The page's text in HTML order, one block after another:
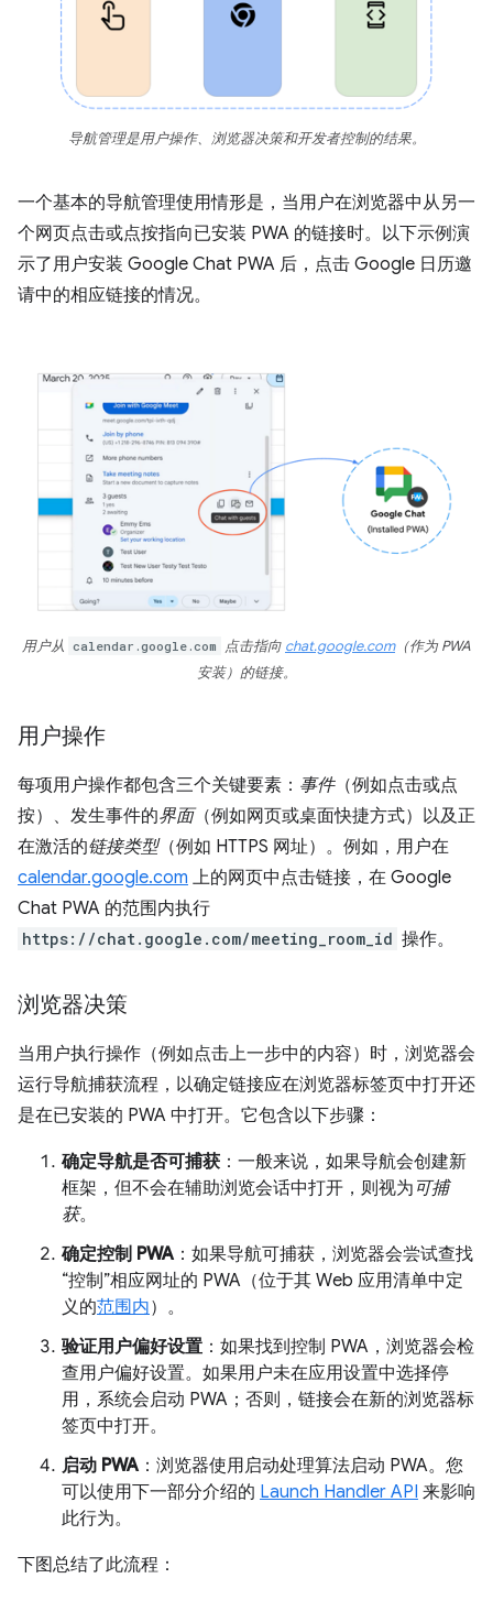
导航管理是用户操作、浏览器决策和开发者控制的结果。
一个基本的导航管理使用情形是，当用户在浏览器中从另一
个网页点击或点按指向已安装 PWA 的链接时。以下示例演
示了用户安装 Google Chat PWA 后，点击 Google 日历邀
请中的相应链接的情况。
用户从 calendar.google.com 点击指向 chat.google.com（作为 PWA
安装）的链接。
用户操作
每项用户操作都包含三个关键要素： 事件（例如点击或点
按）、发生事件的界面（例如网页或桌面快捷方式）以及正
在激活的链接类型（例如 HTTPS 网址）。例如，用户在
calendar.google.com 上的网页中点击链接，在 Google
Chat PWA 的范围内执行
https://chat.google.com/meeting_room_id 操作。
浏览器决策
当用户执行操作（例如点击上一步中的内容）时，浏览器会
运行导航捕获流程，以确定链接应在浏览器标签页中打开还
是在已安装的 PWA 中打开。它包含以下步骤：
确定导航是否可捕获 ：一般来说，如果导航会创建新
框架，但不会在辅助浏览会话中打开，则视为 可捕
获。
确定控制 PWA ：如果导航可捕获，浏览器会尝试查找
“控制”相应网址的 PWA（位于其 Web 应用清单中定
义的范围内）。
验证用户偏好设置 ：如果找到控制 PWA，浏览器会检
查用户偏好设置。如果用户未在应用设置中选择停
用，系统会启动 PWA；否则，链接会在新的浏览器标
签页中打开。
启动 PWA ：浏览器使用启动处理算法启动 PWA。您
可以使用下一部分介绍的 Launch Handler API 来影响
此行为。
下图总结了此流程：